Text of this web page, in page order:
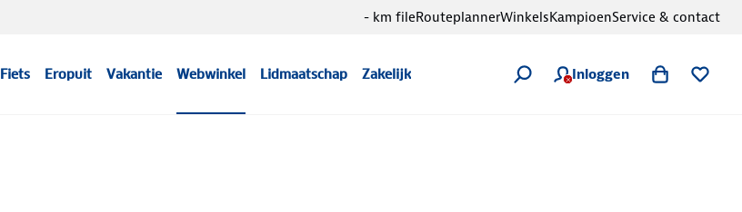
Fiets Eropuit Vakantie Webwinkel Lidmaatschap Zakelijk Inloggen
- km fileRouteplannerWinkelsKampioenService & contact